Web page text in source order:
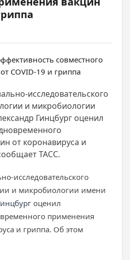
исследовательского
и микробиологии
Гинцбург оценил
от коронавируса и
ТАСС.
исследовательского
и микробиологии имени
оценил
применения
и гриппа. Об этом